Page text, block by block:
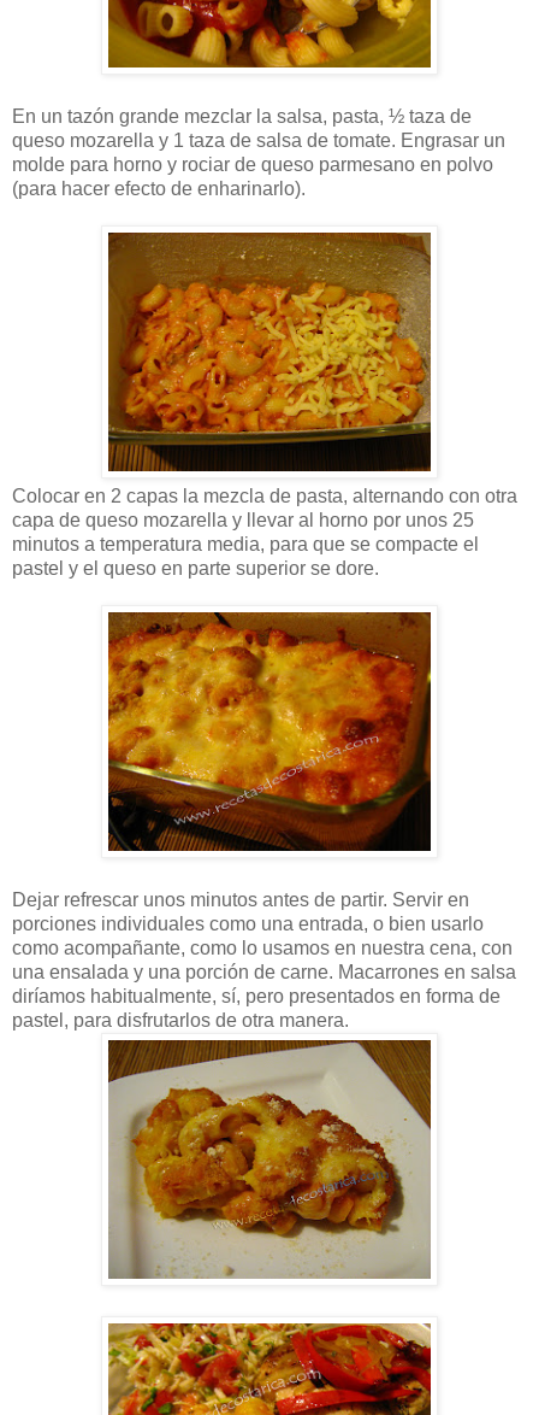
En un tazón grande mezclar la salsa, pasta, ½ taza de
queso mozarella y 1 taza de salsa de tomate. Engrasar un
molde para horno y rociar de queso parmesano en polvo
(para hacer efecto de enharinarlo).
Colocar en 2 capas la mezcla de pasta, alternando con otra
capa de queso mozarella y llevar al horno por unos 25
minutos a temperatura media, para que se compacte el
pastel y el queso en parte superior se dore.
Dejar refrescar unos minutos antes de partir. Servir en
porciones individuales como una entrada, o bien usarlo
como acompañante, como lo usamos en nuestra cena, con
una ensalada y una porción de carne. Macarrones en salsa
diríamos habitualmente, sí, pero presentados en forma de
pastel, para disfrutarlos de otra manera.